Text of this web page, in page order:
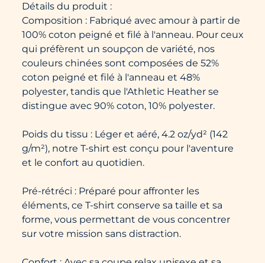
Détails du produit :
Composition : Fabriqué avec amour à partir de
100% coton peigné et filé à l'anneau. Pour ceux
qui préfèrent un soupçon de variété, nos
couleurs chinées sont composées de 52%
coton peigné et filé à l'anneau et 48%
polyester, tandis que l'Athletic Heather se
distingue avec 90% coton, 10% polyester.
Poids du tissu : Léger et aéré, 4.2 oz/yd² (142
g/m²), notre T-shirt est conçu pour l'aventure
et le confort au quotidien.
Pré-rétréci : Préparé pour affronter les
éléments, ce T-shirt conserve sa taille et sa
forme, vous permettant de vous concentrer
sur votre mission sans distraction.